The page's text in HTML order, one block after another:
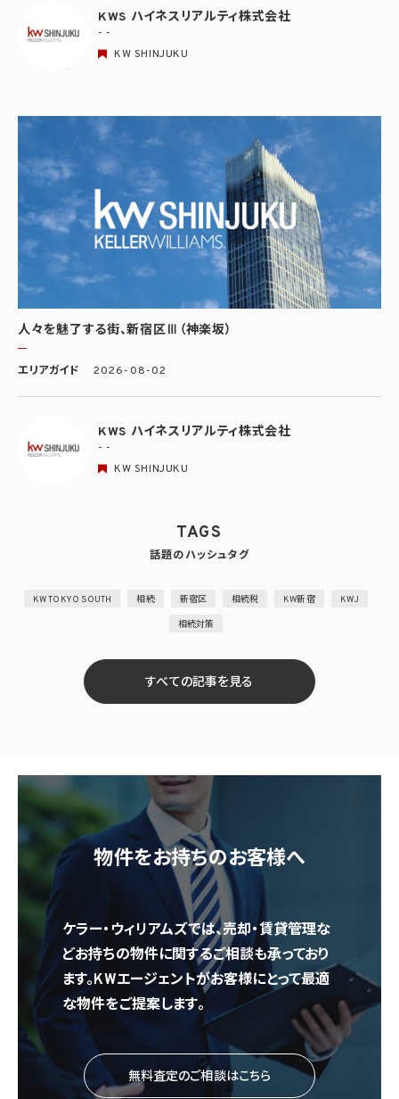
KWS ハイネスリアルティ株式会社
- -
KW SHINJUKU
人々を魅了する街、新宿区Ⅲ（神楽坂）
エリアガイド 2026-08-02
KWS ハイネスリアルティ株式会社
- -
KW SHINJUKU
TAGS
話題のハッシュタグ
KW TOKYO SOUTH 相続 新宿区 相続税 KW新宿 KWJ
相続対策
すべての記事を見る
物件をお持ちのお客様へ
ケラー・ウィリアムズでは、売却・賃貸管理な
どお持ちの物件に関するご相談も承っており
ます。KWエージェントがお客様にとって最適
な物件をご提案します。
無料査定のご相談はこちら